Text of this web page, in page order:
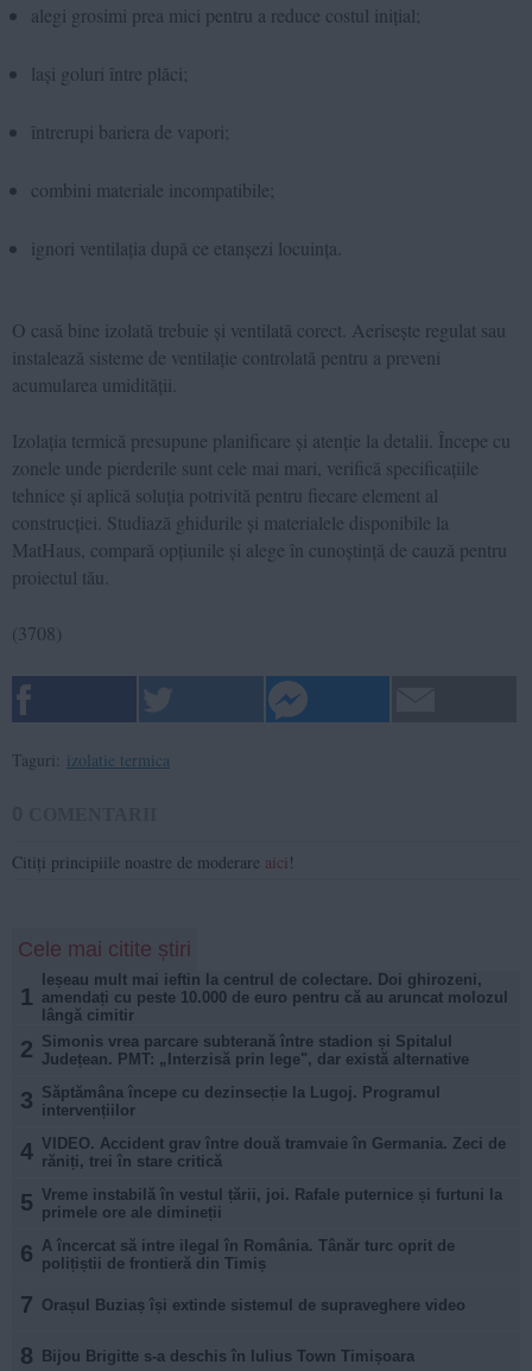
alegi grosimi prea mici pentru a reduce costul inițial;
lași goluri între plăci;
întrerupi bariera de vapori;
combini materiale incompatibile;
ignori ventilația după ce etanșezi locuința.
O casă bine izolată trebuie și ventilată corect. Aerisește regulat sau
instalează sisteme de ventilație controlată pentru a preveni
acumularea umidității.
Izolația termică presupune planificare și atenție la detalii. Începe cu
zonele unde pierderile sunt cele mai mari, verifică specificațiile
tehnice și aplică soluția potrivită pentru fiecare element al
construcției. Studiază ghidurile și materialele disponibile la
MatHaus, compară opțiunile și alege în cunoștință de cauză pentru
proiectul tău.
( 3708)
Taguri: izolatie termica
Citiți principiile noastre de moderare aici !
Cele mai citite știri
1
Ieșeau mult mai ieftin la centrul de colectare. Doi ghirozeni,
amendați cu peste 10.000 de euro pentru că au aruncat molozul
lângă cimitir
2 Simonis vrea parcare subterană între stadion și Spitalul
Județean. PMT: „Interzisă prin lege", dar există alternative
3 Săptămâna începe cu dezinsecție la Lugoj. Programul
intervențiilor
4 VIDEO. Accident grav între două tramvaie în Germania. Zeci de
răniți, trei în stare critică
5 Vreme instabilă în vestul țării, joi. Rafale puternice și furtuni la
primele ore ale dimineții
6 A încercat să intre ilegal în România. Tânăr turc oprit de
polițiștii de frontieră din Timiș
7 Orașul Buziaș își extinde sistemul de supraveghere video
8 Bijou Brigitte s-a deschis în Iulius Town Timișoara